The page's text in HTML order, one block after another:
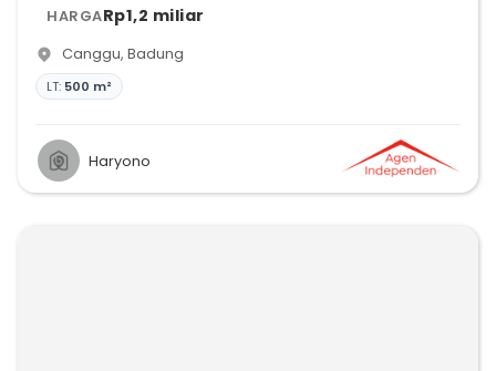
HARGARp1,2 miliar
Canggu, Badung
LT: 500 m²
Haryono